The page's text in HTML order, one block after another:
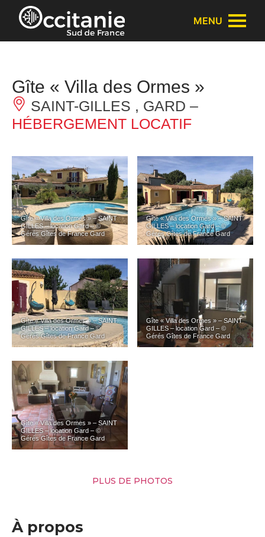
Panneau de gestion des cookies
MENU
Gîte « Villa des Ormes »
SAINT-GILLES , GARD –
HÉBERGEMENT LOCATIF
Gîte « Villa des Ormes » – SAINT
GILLES – location Gard – ©
Gérés Gîtes de France Gard
Gîte « Villa des Ormes » – SAINT
GILLES – location Gard – ©
Gérés Gîtes de France Gard
Gîte « Villa des Ormes » – SAINT
GILLES – location Gard – ©
Gérés Gîtes de France Gard
Gîte « Villa des Ormes » – SAINT
GILLES – location Gard – ©
Gérés Gîtes de France Gard
Gîte « Villa des Ormes » – SAINT
GILLES – location Gard – ©
Gérés Gîtes de France Gard
PLUS DE PHOTOS
À propos